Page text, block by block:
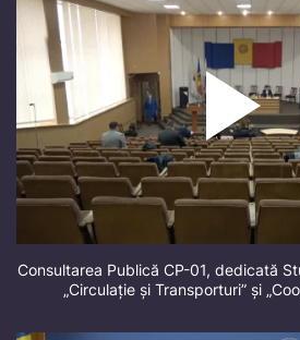
Consultarea Publică CP-01, dedicată
„Circulație și Transporturi” și